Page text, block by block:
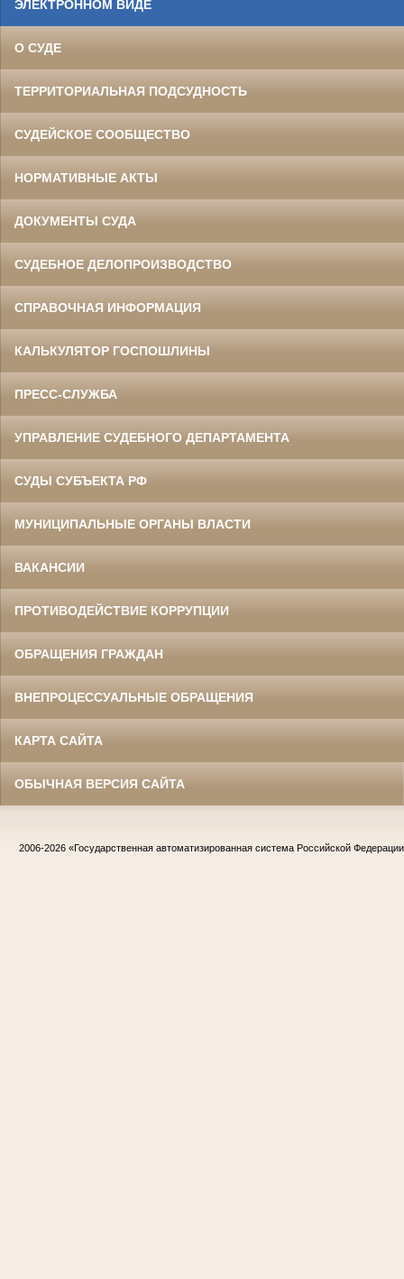
ЭЛЕКТРОННОМ ВИДЕ
О СУДЕ
ТЕРРИТОРИАЛЬНАЯ ПОДСУДНОСТЬ
СУДЕЙСКОЕ СООБЩЕСТВО
НОРМАТИВНЫЕ АКТЫ
ДОКУМЕНТЫ СУДА
СУДЕБНОЕ ДЕЛОПРОИЗВОДСТВО
СПРАВОЧНАЯ ИНФОРМАЦИЯ
КАЛЬКУЛЯТОР ГОСПОШЛИНЫ
ПРЕСС-СЛУЖБА
УПРАВЛЕНИЕ СУДЕБНОГО ДЕПАРТАМЕНТА
СУДЫ СУБЪЕКТА РФ
МУНИЦИПАЛЬНЫЕ ОРГАНЫ ВЛАСТИ
ВАКАНСИИ
ПРОТИВОДЕЙСТВИЕ КОРРУПЦИИ
ОБРАЩЕНИЯ ГРАЖДАН
ВНЕПРОЦЕССУАЛЬНЫЕ ОБРАЩЕНИЯ
КАРТА САЙТА
ОБЫЧНАЯ ВЕРСИЯ САЙТА
2006-2026 «Государственная автоматизированная система Российской